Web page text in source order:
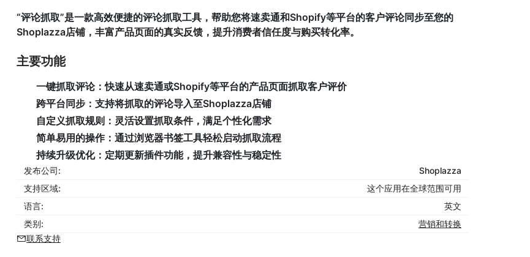
“评论抓取”是一款高效便捷的评论抓取工具，帮助您将速卖通和Shopify等平台的客户评论同步至您的
Shoplazza店铺，丰富产品页面的真实反馈，提升消费者信任度与购买转化率。
主要功能
一键抓取评论：快速从速卖通或Shopify等平台的产品页面抓取客户评价
跨平台同步： 支持将抓取的评论导入至Shoplazza店铺
自定义抓取规则： 灵活设置抓取条件，满足个性化需求
简单易用的操作： 通过浏览器书签工具轻松启动抓取流程
持续升级优化： 定期更新插件功能，提升兼容性与稳定性
发布公司:
Shoplazza
支持区域:
这个应用在全球范围可用
语言:
英文
类别:
营销和转换
联系支持